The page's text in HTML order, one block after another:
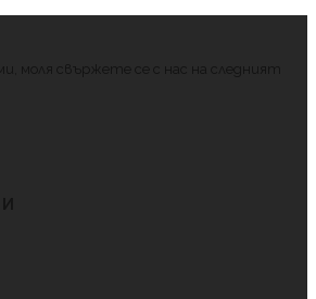
моля свържете се с нас на следният